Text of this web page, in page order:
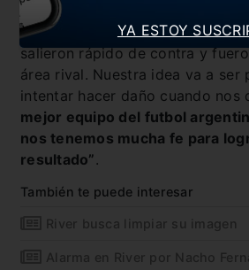
un partido como el que tuvo
encuentro casi perfecto, se
salieron rápido de contra y
área rival. Nuestra idea va a ser
intentar hacer daño cuando nos
mejor equipo del futbol
nos tenemos mucha fe para
resultado”.
También te puede interesar
River busca limpiar su imagen
Alarma en River por Nacho
YA ESTOY